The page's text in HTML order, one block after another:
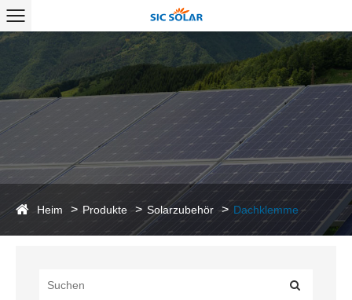
Heim Produkte Solarzubehör Dachklemme